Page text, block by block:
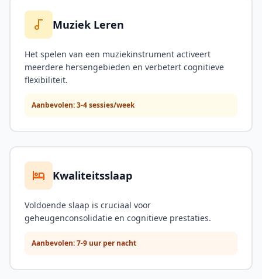
Muziek Leren
Het spelen van een muziekinstrument activeert
meerdere hersengebieden en verbetert cognitieve
flexibiliteit.
Aanbevolen: 3-4 sessies/week
Kwaliteitsslaap
Voldoende slaap is cruciaal voor
geheugenconsolidatie en cognitieve prestaties.
Aanbevolen: 7-9 uur per nacht